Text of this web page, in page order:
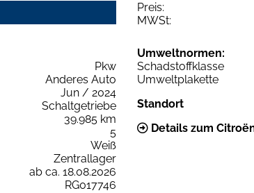
Preis:
MWSt:
Pkw
Anderes Auto
Jun / 2024
Schaltgetriebe
39.985 km
5
Weiß
Zentrallager
ab ca. 18.08.2026
RG017746
Umweltnormen:
Schadstoffklasse
Umweltplakette
Standort
Details zum